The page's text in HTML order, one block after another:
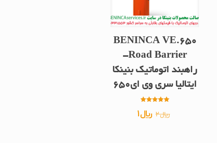
BENINCA VE.650
Road Barrier-
راهبند اتوماتیک بنینکا
ایتالیا سری وی ای650
5.00
از 5 ﷼2 قیمت
﷼1